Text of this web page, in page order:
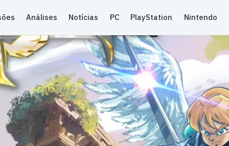
Análises Notícias PC PlayStation Nintendo